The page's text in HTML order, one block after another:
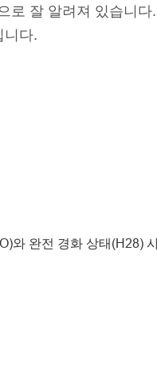
로 잘 알려져 있습니
니다.
와 완전 경화 상태(H28)